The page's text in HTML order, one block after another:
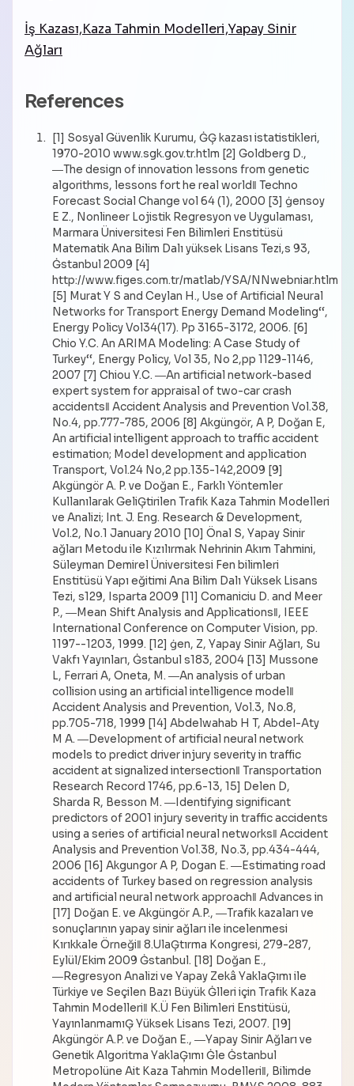
İş Kazası,Kaza Tahmin Modelleri,Yapay Sinir
Ağları
References
[1] Sosyal Güvenlik Kurumu, ĠĢ kazası istatistikleri,
1970-2010 www.sgk.gov.tr.htlm [2] Goldberg D.,
―The design of innovation lessons from genetic
algorithms, lessons fort he real world‖ Techno
Forecast Social Change vol 64 (1), 2000 [3] ġensoy
E Z., Nonlineer Lojistik Regresyon ve Uygulaması,
Marmara Üniversitesi Fen Bilimleri Enstitüsü
Matematik Ana Bilim Dalı yüksek Lisans Tezi,s 93,
Ġstanbul 2009 [4]
http://www.figes.com.tr/matlab/YSA/NNwebniar.htlm
[5] Murat Y S and Ceylan H., Use of Artificial Neural
Networks for Transport Energy Demand Modeling‘‘,
Energy Policy Vol34(17). Pp 3165-3172, 2006. [6]
Chio Y.C. An ARIMA Modeling: A Case Study of
Turkey‘‘, Energy Policy, Vol 35, No 2,pp 1129-1146,
2007 [7] Chiou Y.C. ―An artificial network-based
expert system for appraisal of two-car crash
accidents‖ Accident Analysis and Prevention Vol.38,
No.4, pp.777-785, 2006 [8] Akgüngör, A P, Doğan E,
An artificial intelligent approach to traffic accident
estimation; Model development and application
Transport, Vol.24 No,2 pp.135-142,2009 [9]
Akgüngör A. P. ve Doğan E., Farklı Yöntemler
Kullanılarak GeliĢtirilen Trafik Kaza Tahmin Modelleri
ve Analizi; Int. J. Eng. Research & Development,
Vol.2, No.1 January 2010 [10] Önal S, Yapay Sinir
ağları Metodu ile Kızılırmak Nehrinin Akım Tahmini,
Süleyman Demirel Üniversitesi Fen bilimleri
Enstitüsü Yapı eğitimi Ana Bilim Dalı Yüksek Lisans
Tezi, s129, Isparta 2009 [11] Comaniciu D. and Meer
P., ―Mean Shift Analysis and Applications‖, IEEE
International Conference on Computer Vision, pp.
1197--1203, 1999. [12] ġen, Z, Yapay Sinir Ağları, Su
Vakfı Yayınları, Ġstanbul s183, 2004 [13] Mussone
L, Ferrari A, Oneta, M. ―An analysis of urban
collision using an artificial intelligence model‖
Accident Analysis and Prevention, Vol.3, No.8,
pp.705-718, 1999 [14] Abdelwahab H T, Abdel-Aty
M A. ―Development of artificial neural network
models to predict driver injury severity in traffic
accident at signalized intersection‖ Transportation
Research Record 1746, pp.6-13, 15] Delen D,
Sharda R, Besson M. ―Identifying significant
predictors of 2001 injury severity in traffic accidents
using a series of artificial neural networks‖ Accident
Analysis and Prevention Vol.38, No.3, pp.434-444,
2006 [16] Akgungor A P, Dogan E. ―Estimating road
accidents of Turkey based on regression analysis
and artificial neural network approach‖ Advances in
[17] Doğan E. ve Akgüngör A.P., ―Trafik kazaları ve
sonuçlarının yapay sinir ağları ile incelenmesi
Kırıkkale Örneği‖ 8.UlaĢtırma Kongresi, 279-287,
Eylül/Ekim 2009 Ġstanbul. [18] Doğan E.,
―Regresyon Analizi ve Yapay Zekâ YaklaĢımı ile
Türkiye ve Seçilen Bazı Büyük Ġlleri için Trafik Kaza
Tahmin Modelleri‖ K.Ü Fen Bilimleri Enstitüsü,
YayınlanmamıĢ Yüksek Lisans Tezi, 2007. [19]
Akgüngör A.P. ve Doğan E., ―Yapay Sinir Ağları ve
Genetik Algoritma YaklaĢımı Ġle Ġstanbul
Metropolüne Ait Kaza Tahmin Modelleri‖, Bilimde